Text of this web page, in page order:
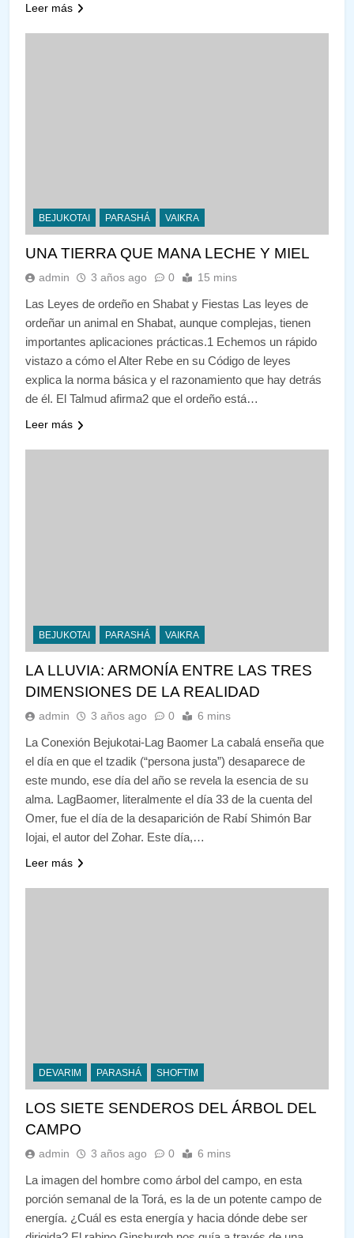
Leer más
BEJUKOTAI PARASHÁ VAIKRA
UNA TIERRA QUE MANA LECHE Y MIEL
admin 3 años ago 0 15 mins
Las Leyes de ordeño en Shabat y Fiestas Las leyes de
ordeñar un animal en Shabat, aunque complejas, tienen
importantes aplicaciones prácticas.1 Echemos un rápido
vistazo a cómo el Alter Rebe en su Código de leyes
explica la norma básica y el razonamiento que hay detrás
de él. El Talmud afirma2 que el ordeño está…
Leer más
BEJUKOTAI PARASHÁ VAIKRA
LA LLUVIA: ARMONÍA ENTRE LAS TRES
DIMENSIONES DE LA REALIDAD
admin 3 años ago 0 6 mins
La Conexión Bejukotai-Lag Baomer La cabalá enseña que
el día en que el tzadik (“persona justa”) desaparece de
este mundo, ese día del año se revela la esencia de su
alma. LagBaomer, literalmente el día 33 de la cuenta del
Omer, fue el día de la desaparición de Rabí Shimón Bar
Iojai, el autor del Zohar. Este día,…
Leer más
DEVARIM PARASHÁ SHOFTIM
LOS SIETE SENDEROS DEL ÁRBOL DEL
CAMPO
admin 3 años ago 0 6 mins
La imagen del hombre como árbol del campo, en esta
porción semanal de la Torá, es la de un potente campo de
energía. ¿Cuál es esta energía y hacia dónde debe ser